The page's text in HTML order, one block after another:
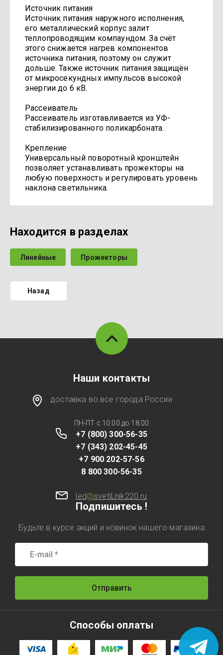
Источник питания
Источник питания наружного исполнения,
его металлический корпус залит
теплопроводящим компаундом. За счёт
этого снижается нагрев компонентов
источника питания, поэтому он служит
дольше. Также источник питания защищён
от микросекундных импульсов высокой
энергии до 6 кВ.
Рассеиватель
Рассеиватель изготавливается из УФ-
стабилизированного поликарбоната.
Крепление
Универсальный поворотный кронштейн
позволяет устанавливать прожекторы на
любую поверхность и регулировать уровень
наклона светильника.
Находится в разделах
Линейные Прожекторы
Назад
Наши контакты
доставка во все города России
ПН-ПТ с 10:00 до 18:00
+7 (800) 300-56-35
+7 (343) 202-45-45
+7 900 202-57-56
8 800 300-56-35
led@svetiLnik220.ru
Подпишитесь !
Будьте в курсе акций и новинок нашего магазина
Отправить
Способы оплаты